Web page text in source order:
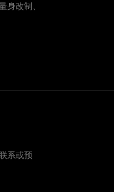
身改制、
系或预